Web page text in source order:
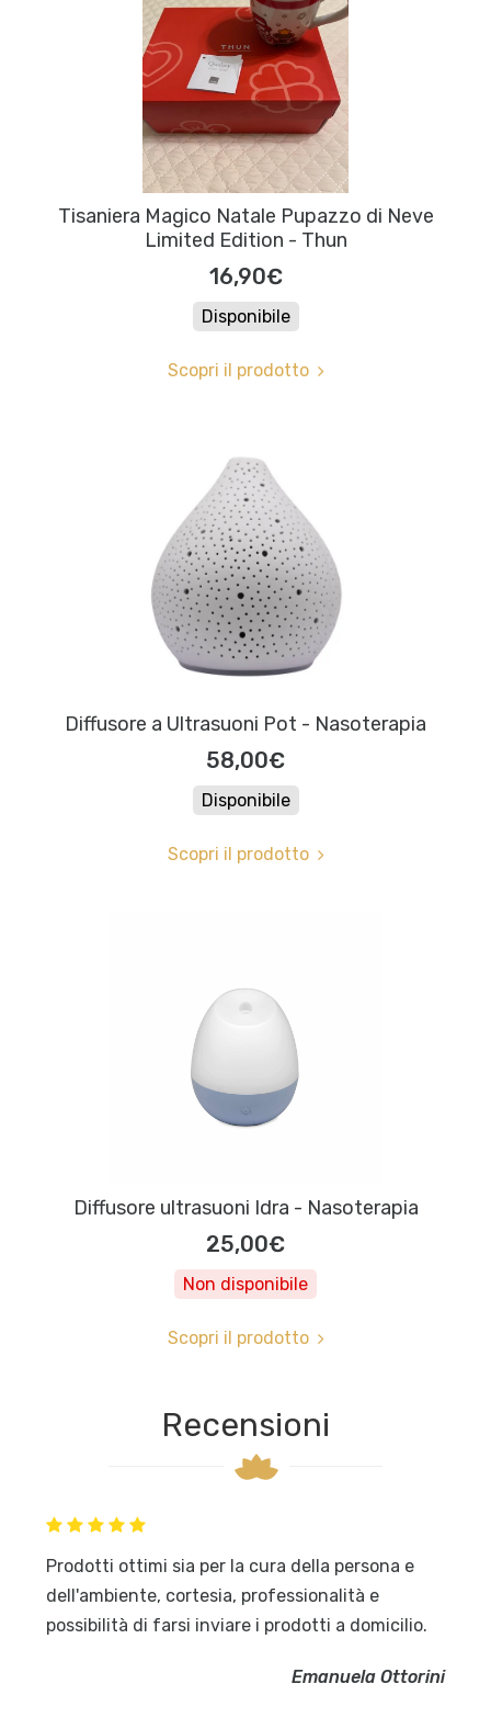
Tisaniera Magico Natale Pupazzo di Neve
Limited Edition - Thun
16,90€
Disponibile
Scopri il prodotto
Diffusore a Ultrasuoni Pot - Nasoterapia
58,00€
Disponibile
Scopri il prodotto
Diffusore ultrasuoni Idra - Nasoterapia
25,00€
Non disponibile
Scopri il prodotto
Recensioni
Prodotti ottimi sia per la cura della persona e
dell'ambiente, cortesia, professionalità e
possibilità di farsi inviare i prodotti a domicilio.
Emanuela Ottorini